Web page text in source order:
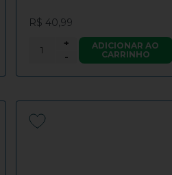
R$ 40,99
-
+
ADICIONAR AO
CARRINHO